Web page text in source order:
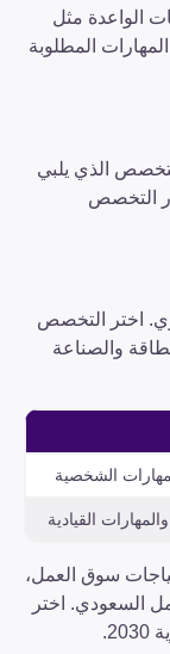
الواعدة مثل
المطلوبة
الذي يلبي
التخصص
اختر التخصص
والصناعة
الشخصية
القيادية
سوق العمل،
السعودي. اختر